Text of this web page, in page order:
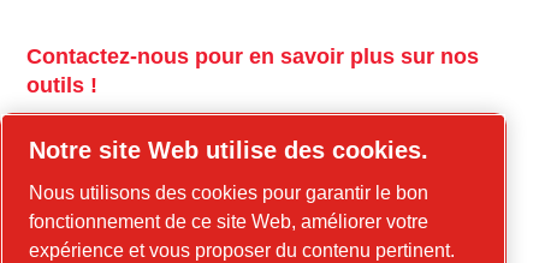
Contactez-nous pour en savoir plus sur nos
outils !
Contactez-nous pour en savoir plus sur nos
équipements de construction et l'énergie
mobile !
Notre site Web utilise des cookies.
Nous utilisons des cookies pour garantir le bon
fonctionnement de ce site Web, améliorer votre
expérience et vous proposer du contenu pertinent.